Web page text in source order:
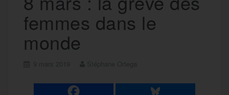
femmes dans le
monde